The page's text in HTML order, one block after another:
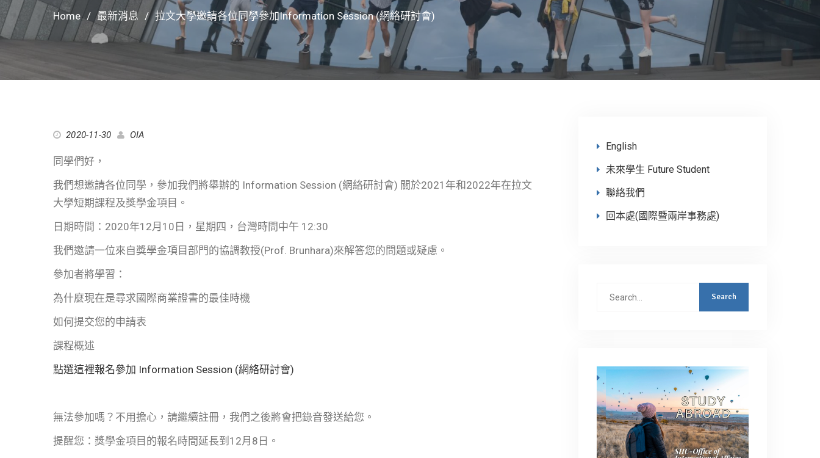
Home 最新消息 拉文大學邀請各位同學參加Information Session (網絡研討會)
2020-11-30 OIA
同學們好，
我們想邀請各位同學，參加我們將舉辦的 Information Session (網絡研討會) 關於2021年和2022年在拉文
大學短期課程及獎學金項目。
日期時間：2020年12月10日，星期四，台灣時間中午 12:30
我們邀請一位來自獎學金項目部門的協調教授(Prof. Brunhara)來解答您的問題或疑慮。
參加者將學習：
為什麼現在是尋求國際商業證書的最佳時機
如何提交您的申請表
課程概述
點選這裡報名參加 Information Session (網絡研討會)
無法參加嗎？不用擔心，請繼續註冊，我們之後將會把錄音發送給您。
提醒您：獎學金項目的報名時間延長到12月8日。
English
未來學生 Future Student
聯絡我們
回本處(國際暨兩岸事務處)
Search